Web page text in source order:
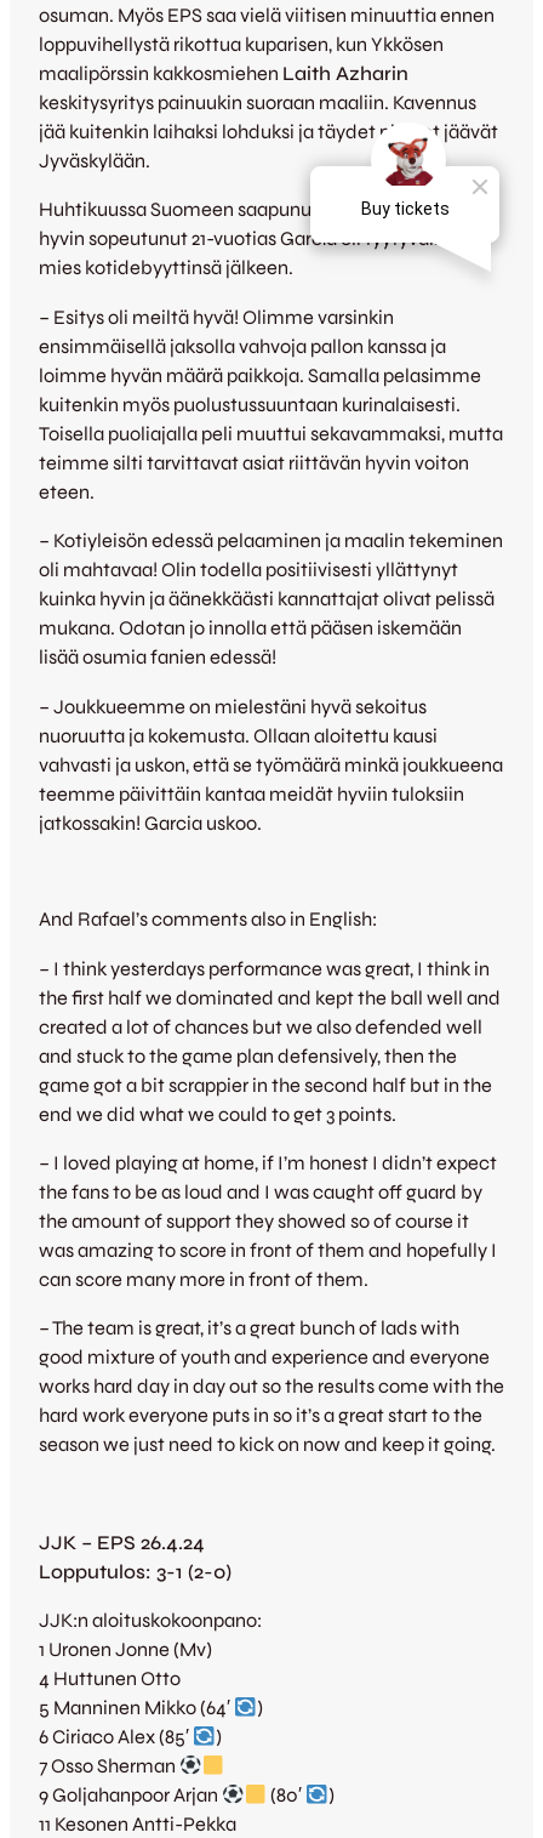
osuman. Myös EPS saa vielä viitisen minuuttia ennen
loppuvihellystä rikottua kuparisen, kun Ykkösen
maalipörssin kakkosmiehen Laith Azharin
keskitysyritys painuukin suoraan maaliin. Kavennus
jää kuitenkin laihaksi lohduksi ja täydet pisteet jäävät
Jyväskylään.
Huhtikuussa Suomeen saapunut ja joukkueeseen
hyvin sopeutunut 21-vuotias García oli tyytyväinen
mies kotidebyyttinsä jälkeen.
– Esitys oli meiltä hyvä! Olimme varsinkin
ensimmäisellä jaksolla vahvoja pallon kanssa ja
loimme hyvän määrä paikkoja. Samalla pelasimme
kuitenkin myös puolustussuuntaan kurinalaisesti.
Toisella puoliajalla peli muuttui sekavammaksi, mutta
teimme silti tarvittavat asiat riittävän hyvin voiton
eteen.
– Kotiyleisön edessä pelaaminen ja maalin tekeminen
oli mahtavaa! Olin todella positiivisesti yllättynyt
kuinka hyvin ja äänekkäästi kannattajat olivat pelissä
mukana. Odotan jo innolla että pääsen iskemään
lisää osumia fanien edessä!
– Joukkueemme on mielestäni hyvä sekoitus
nuoruutta ja kokemusta. Ollaan aloitettu kausi
vahvasti ja uskon, että se työmäärä minkä joukkueena
teemme päivittäin kantaa meidät hyviin tuloksiin
jatkossakin! Garcia uskoo.
And Rafael’s comments also in English:
– I think yesterdays performance was great, I think in
the first half we dominated and kept the ball well and
created a lot of chances but we also defended well
and stuck to the game plan defensively, then the
game got a bit scrappier in the second half but in the
end we did what we could to get 3 points.
– I loved playing at home, if I’m honest I didn’t expect
the fans to be as loud and I was caught off guard by
the amount of support they showed so of course it
was amazing to score in front of them and hopefully I
can score many more in front of them.
– The team is great, it’s a great bunch of lads with
good mixture of youth and experience and everyone
works hard day in day out so the results come with the
hard work everyone puts in so it’s a great start to the
season we just need to kick on now and keep it going.
JJK – EPS 26.4.24
Lopputulos: 3-1 (2-0)
JJK:n aloituskokoonpano:
1 Uronen Jonne (Mv)
4 Huttunen Otto
5 Manninen Mikko (64′
)
6 Ciriaco Alex (85′
)
7 Osso Sherman
9 Goljahanpoor Arjan
(80′
)
11 Kesonen Antti-Pekka